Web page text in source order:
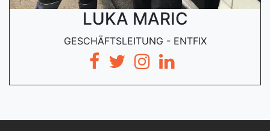
LUKA MARIC
GESCHÄFTSLEITUNG - ENTFIX